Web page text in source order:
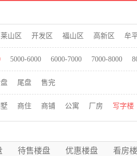
莱山区 开发区 福山区 高新区 牟
5000-6000 6000-7000 7000-8000
尾盘 售完
商住 商铺 公寓 厂房 写字楼
待售楼盘 优惠楼盘 看房